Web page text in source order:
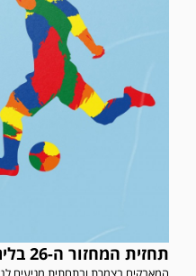
תחזית המחזור ה-26 בליגה הלאומית